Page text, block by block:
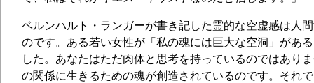
ベルンハルト・ランガーが書き記した霊的な空虚感は人
のです。ある若い女性が「私の魂には巨大な空洞」があ
した。あなたはただ肉体と思考を持っているのではあり
の関係に生きるための魂が創造されているのです。それ